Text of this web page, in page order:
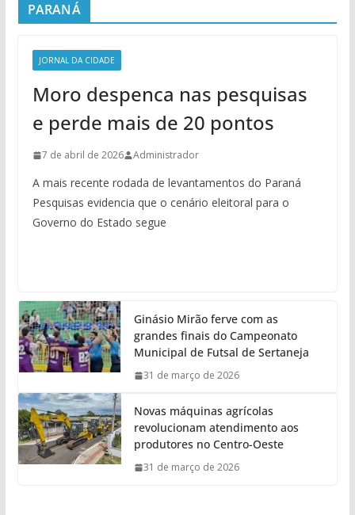
PARANÁ
JORNAL DA CIDADE
Moro despenca nas pesquisas
e perde mais de 20 pontos
7 de abril de 2026 Administrador
A mais recente rodada de levantamentos do Paraná
Pesquisas evidencia que o cenário eleitoral para o
Governo do Estado segue
Ginásio Mirão ferve com as
grandes finais do Campeonato
Municipal de Futsal de Sertaneja
31 de março de 2026
Novas máquinas agrícolas
revolucionam atendimento aos
produtores no Centro-Oeste
31 de março de 2026